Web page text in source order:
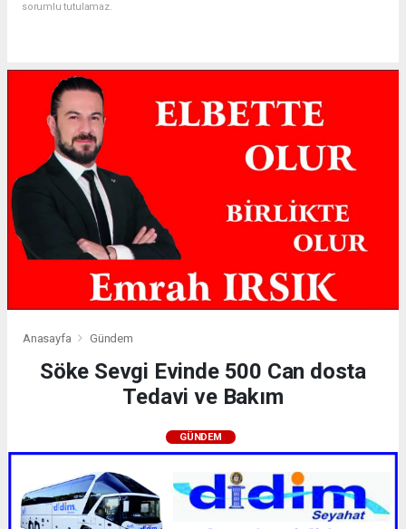
sorumlu tutulamaz.
Anasayfa Gündem
Söke Sevgi Evinde 500 Can dosta
Tedavi ve Bakım
GÜNDEM